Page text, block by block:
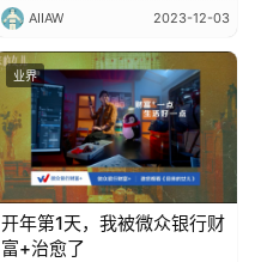
AIIAW 2023-12-03
业界
开年第1天，我被微众银行财
富+治愈了